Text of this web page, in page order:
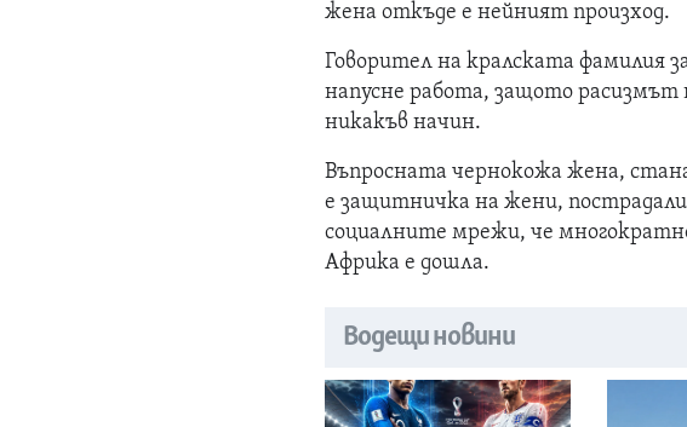
жена откъде е нейният произход.
Говорител на кралската фамилия
напусне работа, защото
никакъв начин.
Въпросната чернокожа жена,
е защитничка на жени,
социалните мрежи, че
Африка е дошла.
Водещи новини